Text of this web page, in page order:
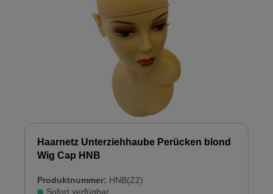
Haarnetz Unterziehhaube Perücken blond
Wig Cap HNB
Produktnummer: HNB(Z2)
Sofort verfügbar